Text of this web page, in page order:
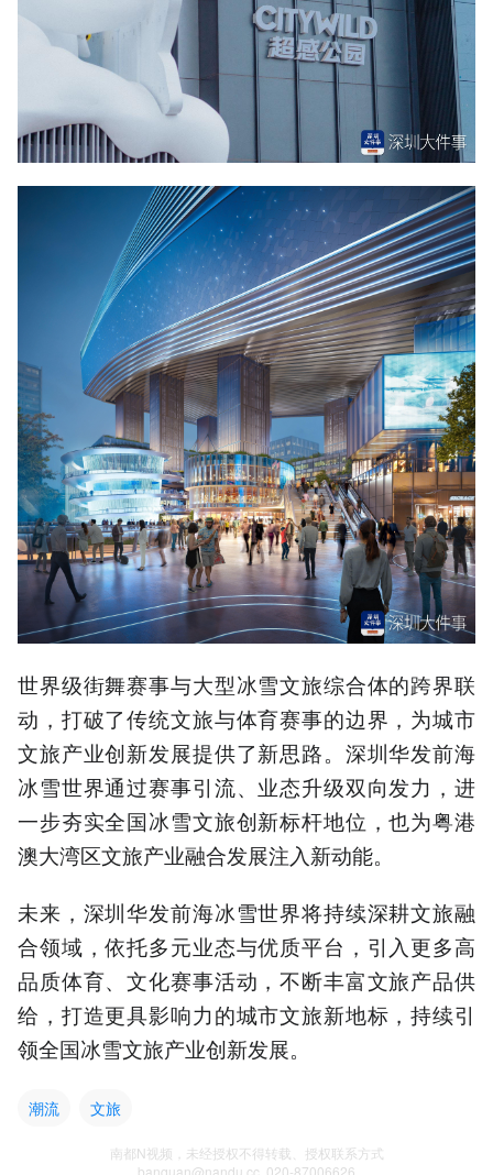
世界级街舞赛事与大型冰雪文旅综合体的跨界联
动，打破了传统文旅与体育赛事的边界，为城市
文旅产业创新发展提供了新思路。深圳华发前海
冰雪世界通过赛事引流、业态升级双向发力，进
一步夯实全国冰雪文旅创新标杆地位，也为粤港
澳大湾区文旅产业融合发展注入新动能。
未来，深圳华发前海冰雪世界将持续深耕文旅融
合领域，依托多元业态与优质平台，引入更多高
品质体育、文化赛事活动，不断丰富文旅产品供
给，打造更具影响力的城市文旅新地标，持续引
领全国冰雪文旅产业创新发展。
潮流 文旅
南都N视频，未经授权不得转载、授权联系方式
banquan@nandu.cc. 020-87006626